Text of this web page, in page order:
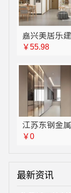
￥55.98
￥0
最新资讯